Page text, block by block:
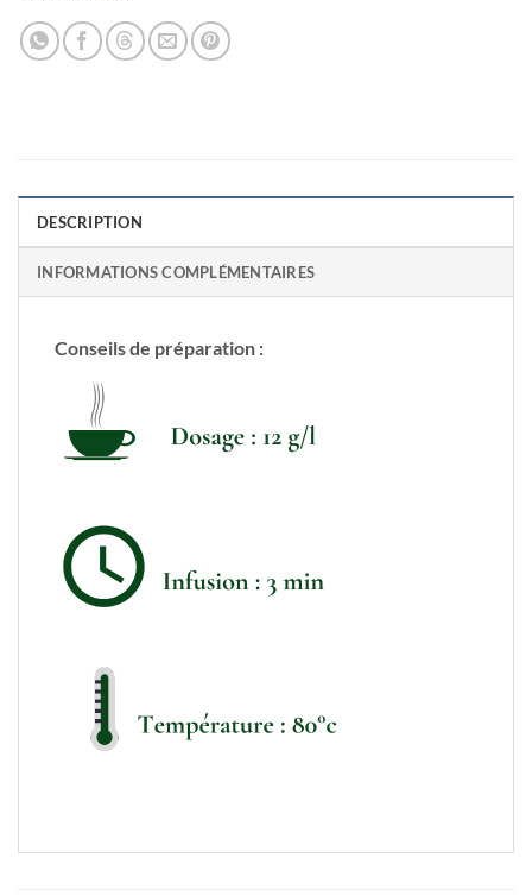
DESCRIPTION
INFORMATIONS COMPLÉMENTAIRES
Conseils de préparation :